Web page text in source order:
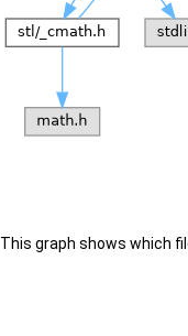
This graph shows which